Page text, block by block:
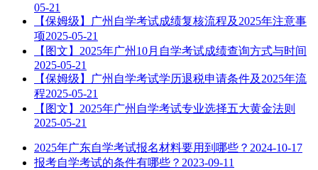
05-21
【保姆级】广州自学考试成绩复核流程及2025年注意事
项2025-05-21
【图文】2025年广州10月自学考试成绩查询方式与时间
2025-05-21
【保姆级】广州自学考试学历退税申请条件及2025年流
程2025-05-21
【图文】2025年广州自学考试专业选择五大黄金法则
2025-05-21
2025年广东自学考试报名材料要用到哪些？ 2024-10-17
报考自学考试的条件有哪些？ 2023-09-11